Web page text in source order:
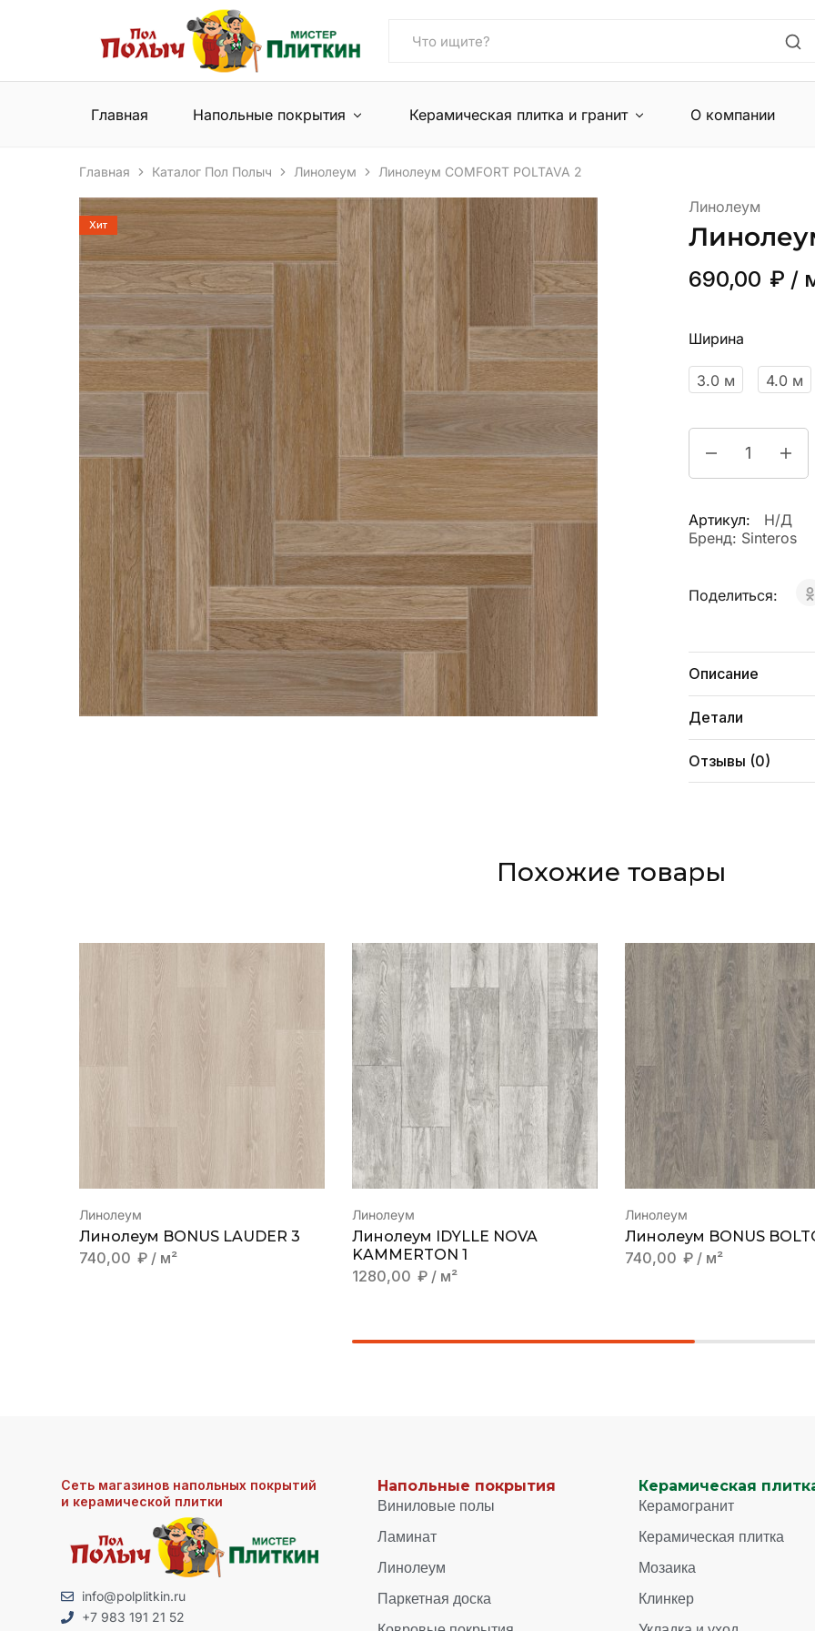
Пол
Полыч
Плиткин
Сеть
магазинов
и
керамической
Главная Напольные покрытия Керамическая плитка и гранит О компании
Главная Каталог Пол Полыч Линолеум Линолеум COMFORT POLTAVA 2
Хит
Линолеум
690,00 ₽ /
Ширина
3.0 м 4.0 м
Артикул:
Н/Д
Бренд: Sinteros
Поделиться:
Описание
Детали
Отзывы (0)
Похожие товары
Линолеум
Линолеум BONUS LAUDER 3
740,00 ₽ / м²
Линолеум
Линолеум IDYLLE NOVA
KAMMERTON 1
1280,00 ₽ / м²
Линолеум
Линолеум BONUS
740,00 ₽ / м²
Сеть магазинов напольных покрытий
и керамической плитки
info@polplitkin.ru
+7 983 191 21 52
Напольные покрытия
Виниловые полы
Ламинат
Линолеум
Паркетная доска
Керамическая
Керамогранит
Керамическая плитка
Мозаика
Клинкер